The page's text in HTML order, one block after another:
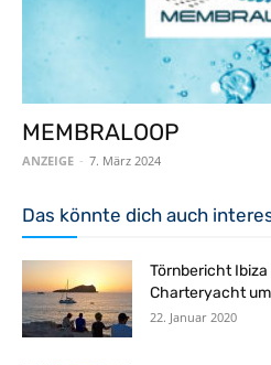
MEMBRALOOP
ANZEIGE - 7. März 2024
Das könnte dich auch
Törnbericht
Charteryacht
22. Januar 2020